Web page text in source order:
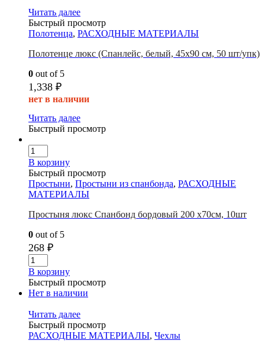
Читать далее
Быстрый просмотр
Полотенца, РАСХОДНЫЕ МАТЕРИАЛЫ
Полотенце люкс (Спанлейс, белый, 45х90 см, 50 шт/упк)
0 out of 5
1,338 ₽
нет в наличии
Читать далее
Быстрый просмотр
В корзину
Быстрый просмотр
Простыни, Простыни из спанбонда, РАСХОДНЫЕ
МАТЕРИАЛЫ
Простыня люкс Спанбонд бордовый 200 х70см, 10шт
0 out of 5
268 ₽
В корзину
Быстрый просмотр
Нет в наличии
Читать далее
Быстрый просмотр
РАСХОДНЫЕ МАТЕРИАЛЫ, Чехлы